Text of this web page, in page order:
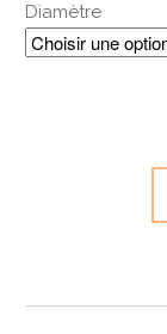
Diamètre